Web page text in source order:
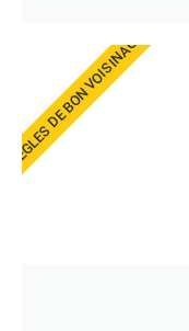
RÈGLES DE BON VOISINAGE